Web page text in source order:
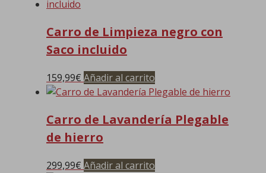
Carro de Limpieza negro con
Saco incluido
159,99€ Añadir al carrito
Carro de Lavandería Plegable
de hierro
299,99€ Añadir al carrito